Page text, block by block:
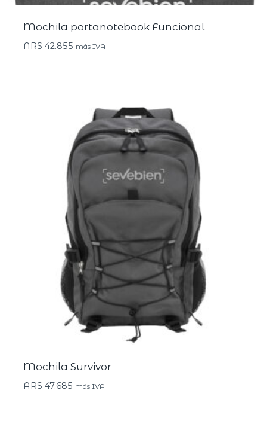
Mochila portanotebook Funcional
ARS 42.855 más IVA
Mochila Survivor
ARS 47.685 más IVA